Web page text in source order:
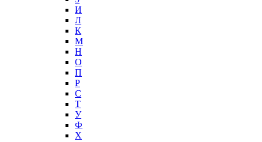
И
Л
К
М
Н
О
П
Р
С
Т
У
Ф
Х